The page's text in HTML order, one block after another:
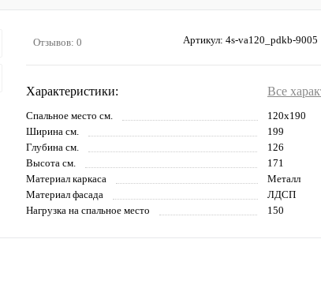
Отзывов: 0 Артикул: 4s-va120_pdkb-9005
Характеристики: Все
Спальное место см.
120х190
Ширина см.
199
Глубина см.
126
Высота см.
171
Материал каркаса
Металл
Материал фасада
ЛДСП
Нагрузка на спальное место
150